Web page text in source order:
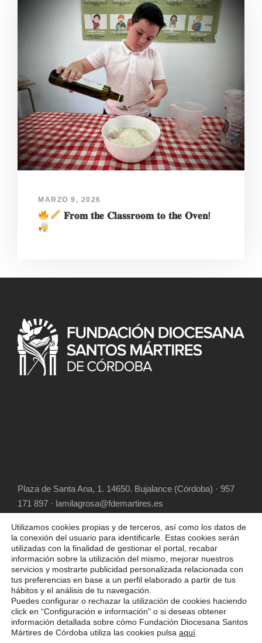
MARZO 9, 2026
𝐅𝐫𝐨𝐦 𝐭𝐡𝐞 𝐂𝐥𝐚𝐬𝐬𝐫𝐨𝐨𝐦 𝐭𝐨 𝐭𝐡𝐞 𝐎𝐯𝐞𝐧!
Plaza de Santa Ana, 1. 14650. Bujalance (Córdoba) · 957
171 897 · lamilagrosa@fdemartires.es
COPYRIGHT 2025 FUNDACIÓN DIOCESANA
SANTOS MÁRTIRES, ALL RIGHT RESERVED
POLÍTICA DE COOKIES AVISO LEGAL
Utilizamos cookies propias y de terceros, así como los datos de
la conexión del usuario para identificarle. Estas cookies serán
utilizadas con la finalidad de gestionar el portal, recabar
información sobre la utilización del mismo, mejorar nuestros
servicios y mostrarte publicidad personalizada relacionada con
tus preferencias en base a un perfil elaborado a partir de tus
hábitos y el análisis de tu navegación.
Puedes configurar o rechazar la utilización de cookies haciendo
click en “Configuración e información" o si deseas obtener
información detallada sobre cómo Fundación Diocesana Santos
Mártires de Córdoba utiliza las cookies pulsa aquí